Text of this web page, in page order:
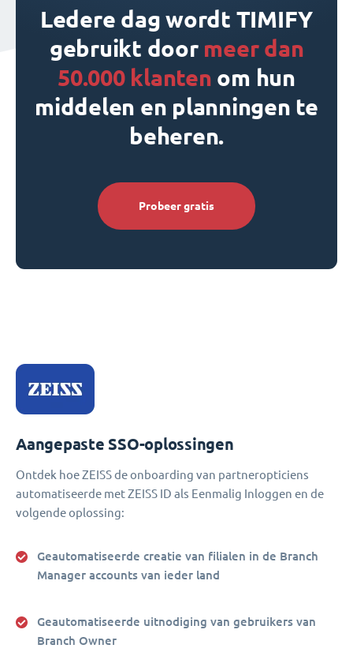
Ledere dag wordt TIMIFY
gebruikt door meer dan
50.000 klanten om hun
middelen en planningen te
beheren.
Probeer gratis
Aangepaste SSO-oplossingen
Ontdek hoe ZEISS de onboarding van partneropticiens
automatiseerde met ZEISS ID als Eenmalig Inloggen en de
volgende oplossing:
Geautomatiseerde creatie van filialen in de Branch
Manager accounts van ieder land
Geautomatiseerde uitnodiging van gebruikers van
Branch Owner